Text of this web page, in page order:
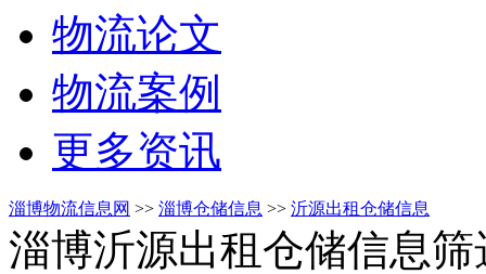
物流论文
物流案例
更多资讯
淄博物流信息网 >> 淄博仓储信息 >> 沂源出租仓储信息
淄博沂源出租仓储信息筛